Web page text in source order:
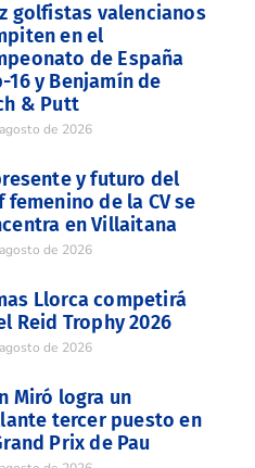
golfistas valencianos
en el
de España
16 y Benjamín de
& Putt
de 2026
y futuro del
femenino de la CV se
en Villaitana
de 2026
Llorca competirá
Reid Trophy 2026
de 2026
Miró logra un
tercer puesto en
Prix de Pau